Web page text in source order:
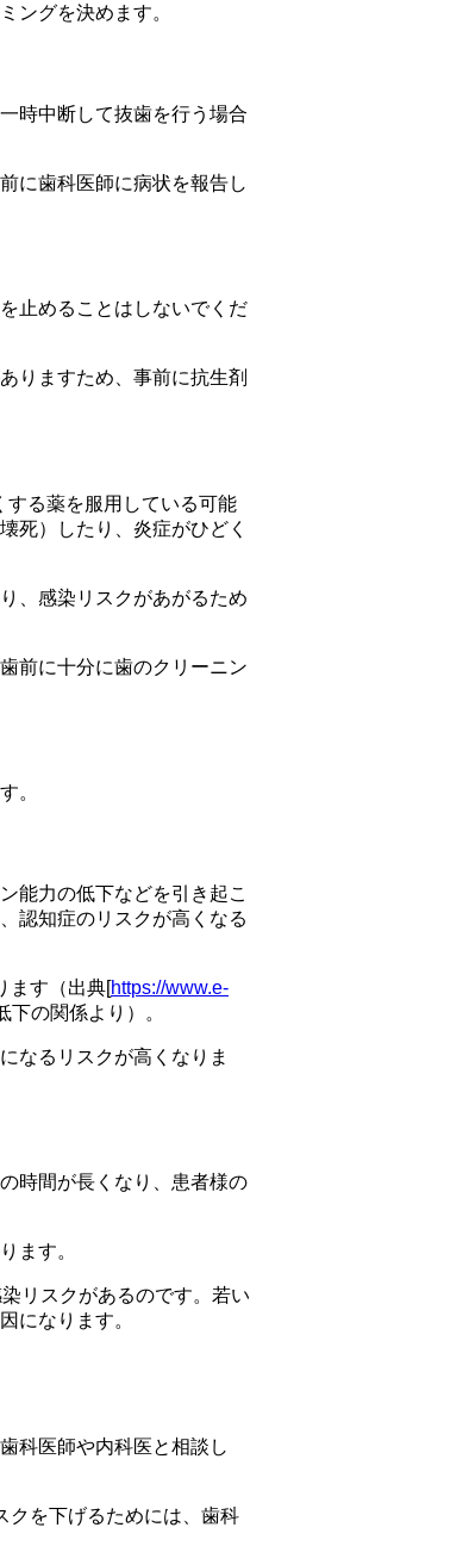
ングを決めます。
時中断して抜歯を行う場合
に歯科医師に病状を報告し
止めることはしないでくだ
りますため、事前に抗生剤
る薬を服用している可能
死）したり、炎症がひどく
、感染リスクがあがるため
前に十分に歯のクリーニン
。
能力の低下などを引き起こ
認知症のリスクが高くなる
ます（出典[https://www.e-
の関係より）。
なるリスクが高くなりま
時間が長くなり、患者様の
ます。
リスクがあるのです。若い
になります。
科医師や内科医と相談し
クを下げるためには、歯科